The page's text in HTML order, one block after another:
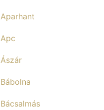
Aparhant
Apc
Ászár
Bábolna
Bácsalmás